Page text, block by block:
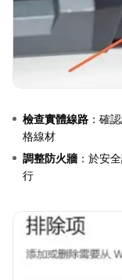
檢查實體線路 ：確
格線材
調整防火牆 ：於安
行